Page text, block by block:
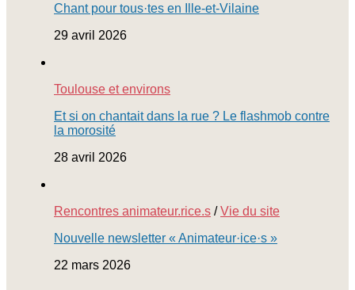
Chant pour tous·tes en Ille-et-Vilaine
29 avril 2026
Toulouse et environs
Et si on chantait dans la rue ? Le flashmob contre
la morosité
28 avril 2026
Rencontres animateur.rice.s /Vie du site
Nouvelle newsletter « Animateur·ice·s »
22 mars 2026